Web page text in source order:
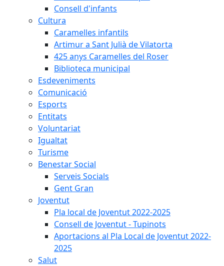
Consell d'infants
Cultura
Caramelles infantils
Artimur a Sant Julià de Vilatorta
425 anys Caramelles del Roser
Biblioteca municipal
Esdeveniments
Comunicació
Esports
Entitats
Voluntariat
Igualtat
Turisme
Benestar Social
Serveis Socials
Gent Gran
Joventut
Pla local de Joventut 2022-2025
Consell de Joventut - Tupinots
Aportacions al Pla Local de Joventut 2022-
2025
Salut